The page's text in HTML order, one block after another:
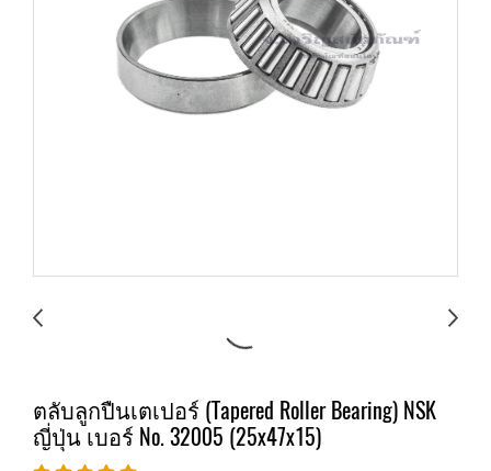
ตลับลูกปืนเตเปอร์ (Tapered Roller Bearing) NSK
ญี่ปุ่น เบอร์ No. 32005 (25x47x15)